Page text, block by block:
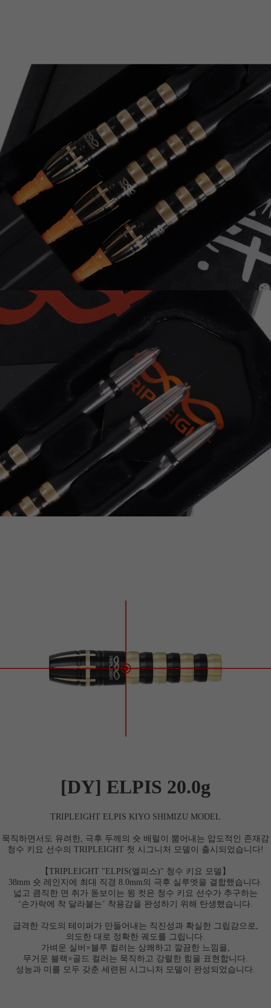
[DY] ELPIS 20.0g
TRIPLEIGHT ELPIS KIYO SHIMIZU MODEL
묵직하면서도 유려한, 극후 두께의 숏 배럴이 뿜어내는 압도적인 존재감
청수 키요 선수의 TRIPLEIGHT 첫 시그니처 모델이 출시되었습니다!
【TRIPLEIGHT "ELPIS(엘피스)" 청수 키요 모델】
38mm 숏 레인지에 최대 직경 8.0mm의 극후 실루엣을 결합했습니다.
넓고 큼직한 면 취가 돋보이는 윙 컷은 청수 키요 선수가 추구하는
‘손가락에 착 달라붙는’ 착용감을 완성하기 위해 탄생했습니다.
급격한 각도의 테이퍼가 만들어내는 직진성과 확실한 그립감으로,
의도한 대로 정확한 궤도를 그립니다.
가벼운 실버×블루 컬러는 상쾌하고 깔끔한 느낌을,
무거운 블랙×골드 컬러는 묵직하고 강렬한 힘을 표현합니다.
성능과 미를 모두 갖춘 세련된 시그니처 모델이 완성되었습니다.